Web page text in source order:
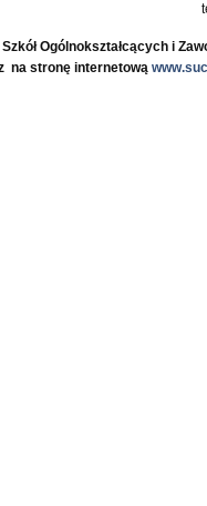
Ogólnokształcących i
na stronę internetową